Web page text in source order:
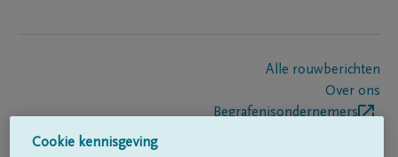
Alle rouwberichten
Over ons
Begrafenisondernemers
Cookie kennisgeving